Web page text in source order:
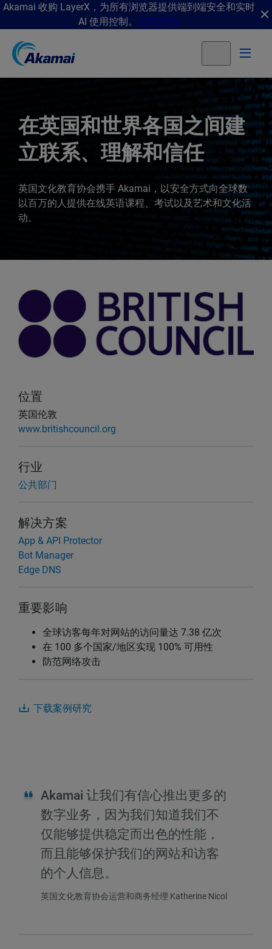
Akamai 收购 LayerX，为所有浏览器提供端到端安全和实时
AI 使用控制。 获取详情
在英国和世界各国之间建
立联系、理解和信任
英国文化教育协会携手 Akamai，以安全方式向全球数
以百万的人提供在线英语课程、考试以及艺术和文化活
动。
Akamai 让我们有信心推出更多的
数字业务，因为我们知道我们不
仅能够提供稳定而出色的性能，
而且能够保护我们的网站和访客
的个人信息。
英国文化教育协会运营和商务经理 Katherine Nicol
位置
英国伦敦
www.britishcouncil.org
行业
公共部门
解决方案
App & API Protector
Bot Manager
Edge DNS
重要影响
全球访客每年对网站的访问量达 7.38 亿次
在 100 多个国家/地区实现 100% 可用性
防范网络攻击
下载案例研究